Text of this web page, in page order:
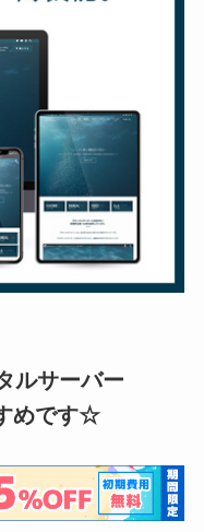
ルサーバー
めです☆